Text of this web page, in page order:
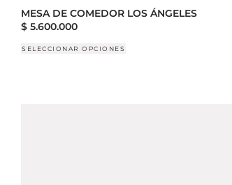
MESA DE COMEDOR LOS ÁNGELES
$ 5.600.000
SELECCIONAR OPCIONES